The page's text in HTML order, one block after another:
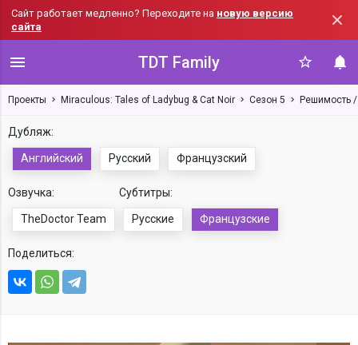
Сайт работает медленно? Переходите на новую версию
сайта
TDT Family
Проекты Miraculous: Tales of Ladybug & Cat Noir Сезон 5 Решимость
Дубляж:
Английский Русский Французский
Озвучка:
TheDoctor Team
Субтитры:
Русские Французские
Поделиться: